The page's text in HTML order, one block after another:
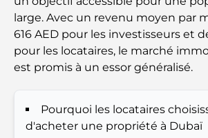
Les meilleures écoles près de
guide pour les familles
Découvrez la promenade de
large. Avec un revenu moyen par
616 AED pour les investisseurs et
pour les locataires, le marché
est promis à un essor généralisé.
Pourquoi les locataires
d'acheter une propriété à Dubaï